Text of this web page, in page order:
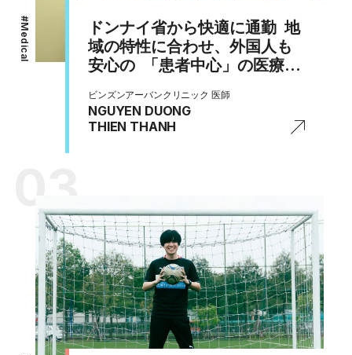
#
Medical
ドンナイ省から快適に通勤 地
域の特性に合わせ、外国人も
安心の 「患者中心」の医療で
ビンズンアーバンクリニック 医師
NGUYEN DUONG
THIEN THANH